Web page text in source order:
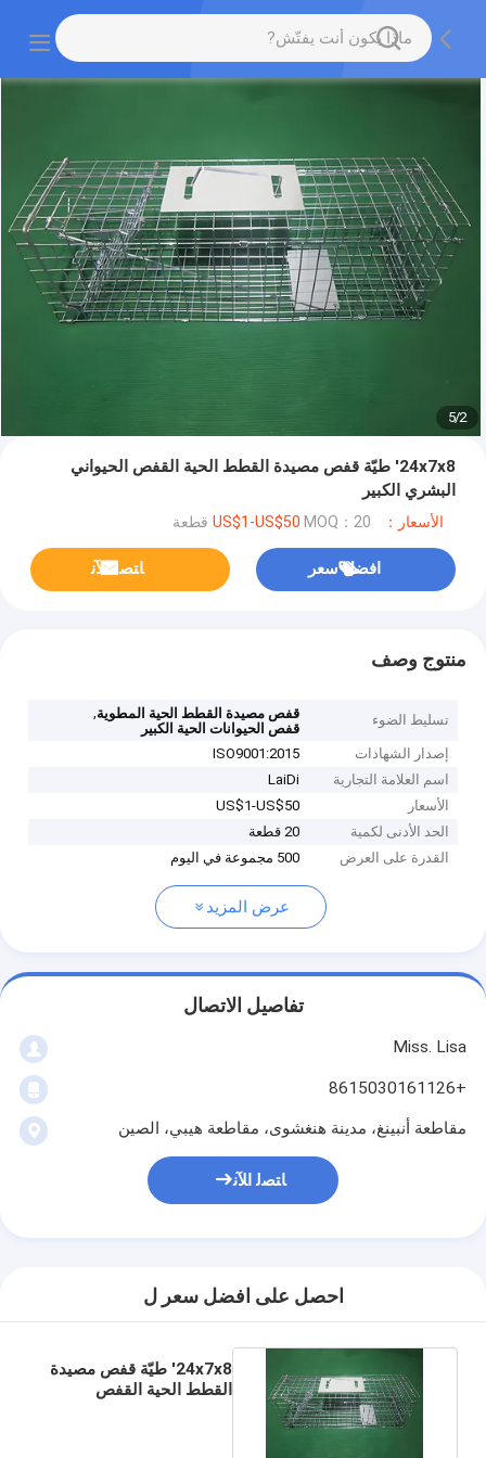
2
/
5
24x7x8' طيّة قفص مصيدة القطط الحية القفص الحيواني
البشري الكبير
الأسعار：US$1-US$50 MOQ：20 قطعة
افضل سعر ﺎﺘﺼﻟ ﺍﻶﻧ
منتوج وصف
تسليط الضوء قفص مصيدة القطط الحية المطوية,
قفص الحيوانات الحية الكبير
إصدار الشهادات
ISO9001:2015
اسم العلامة التجارية
LaiDi
الأسعار
US$1-US$50
الحد الأدنى لكمية
20 قطعة
القدرة على العرض
500 مجموعة في اليوم
عرض المزيد
تفاصيل الاتصال
Miss. Lisa
+8615030161126
مقاطعة أنبينغ، مدينة هنغشوى، مقاطعة هيبي، الصين
ﺎﺘﺼﻟ ﺍﻶﻧ
احصل على افضل سعر ل
24x7x8' طيّة قفص مصيدة
القطط الحية القفص